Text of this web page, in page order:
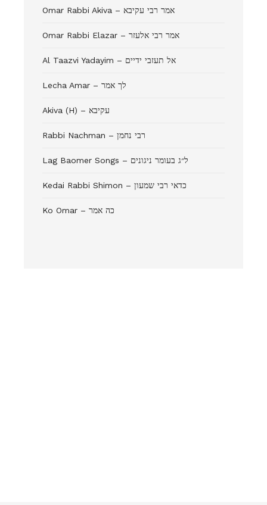
Omar Rabbi Akiva – אמר רבי עקיבא
Omar Rabbi Elazar – אמר רבי אלעזר
Al Taazvi Yadayim – אל תעזבי ידיים
Lecha Amar – לך אמר
Akiva (H) – עקיבא
Rabbi Nachman – רבי נחמן
Lag Baomer Songs – ל״ג בעומר ניגונים
Kedai Rabbi Shimon – כדאי רבי שמעון
Ko Omar – כה אמר